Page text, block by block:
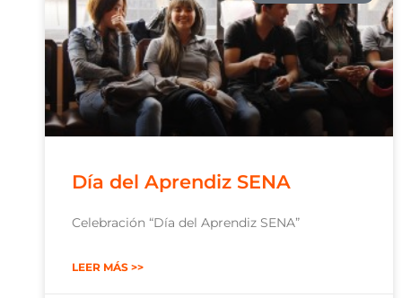
Día del Aprendiz SENA
Celebración “Día del Aprendiz SENA”
LEER MÁS >>